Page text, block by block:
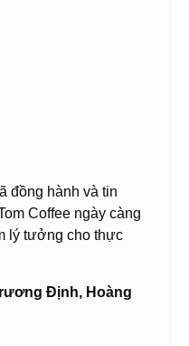
đồng hành và tin
Coffee ngày càng
lý tưởng cho thực
Định, Hoàng